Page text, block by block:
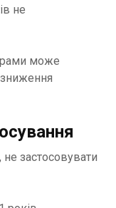
не
може
, не застосовувати